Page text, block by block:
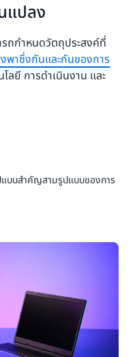
แปลง
ถกำหนดวัตถุประสงค์ที่
พาซึ่งกันและกันของการ
โลยี การดำเนินงาน และ
แบบสำคัญสามรูปแบบของการ